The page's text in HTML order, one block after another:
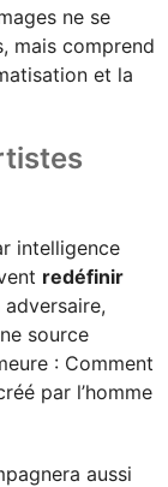
ne se
mais comprend
et la
intelligence
redéfinir
source
: Comment
par l’homme
aussi